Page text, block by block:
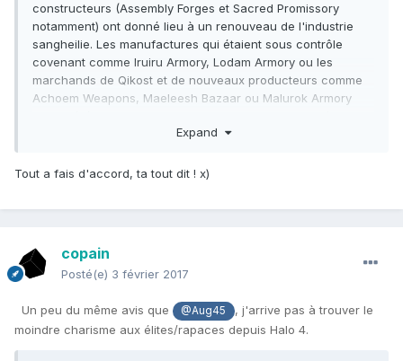
constructeurs (Assembly Forges et Sacred Promissory
notamment) ont donné lieu à un renouveau de l'industrie
sangheilie. Les manufactures qui étaient sous contrôle
covenant comme Iruiru Armory, Lodam Armory ou les
marchands de Qikost et de nouveaux producteurs comme
Achoem Weapons, Maeleesh Bazaar ou Malurok Armory
ont toute la liberté de créer de nouveaux designs et
la fois des techniques antiques sangheilies, des
grande échelle inspirées par les humains. La guerre civile et
trouve quasiment plus d'armement brute car il était produit
par Sacred Promissory. Dans le même temps, le marché noir
n'importe qui peut se procurer n'importe quelle quantité de
matériel humain comme covenant si il est prêt à y mettre le
Expand
Tout a fais d'accord, ta tout dit ! x)
copain
Posté(e) 3 février 2017
Un peu du même avis que @Aug45
, j'arrive pas à trouver le
moindre charisme aux élites/rapaces depuis Halo 4.